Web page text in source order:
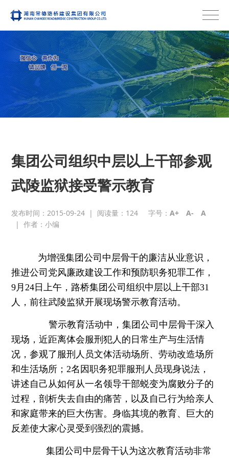
集团公司组织中层以上干部参观
武陵监狱接受警示教育
发布时间：2015-09-24 | 阅读量： 124 字号：A+ A-
A
|作者：小编
为增强集团公司中层骨干的廉洁从业意识，
推进公司党风廉政建设工作和预防职务犯罪工作，
9月24日上午，路桥集团公司组织中层以上干部31
人，前往武陵监狱开展现场警示教育活动。
警示教育活动中，集团公司中层骨干深入
现场，近距离体会服刑犯人的日常生产与生活情
况，参观了服刑人员文体活动场所、劳动改造场所
和生活场所；2名因职务犯罪服刑人员现身说法，
讲述自己从如何从一名领导干部蜕变为腐败分子的
过程，剖析失去自由的痛苦，以及自己行为给亲人
和家庭带来的巨大伤害。身临其境的教育、巨大的
反差使大家心灵受到强烈的震撼。
集团公司中层骨干认为这次教育活动非常